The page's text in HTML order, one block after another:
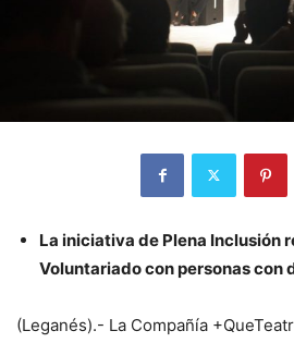
La iniciativa de Plena Inclusión
Voluntariado con personas con
(Leganés).- La Compañía